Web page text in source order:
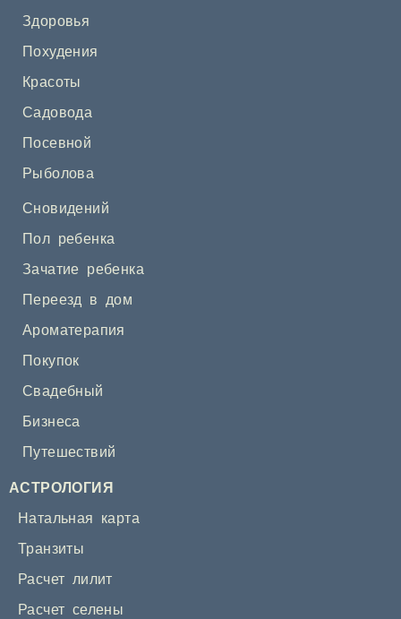
Здоровья
Похудения
Красоты
Садовода
Посевной
Рыболова
Сновидений
Пол ребенка
Зачатие ребенка
Переезд в дом
Ароматерапия
Покупок
Свадебный
Бизнеса
Путешествий
АСТРОЛОГИЯ
Натальная карта
Транзиты
Расчет лилит
Расчет селены